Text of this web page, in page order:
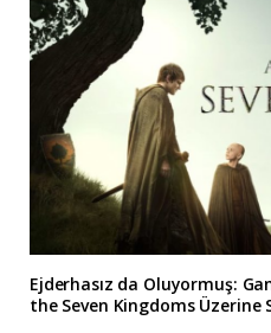
Ejderhasız da Oluyormuş:
the Seven Kingdoms Üzerine